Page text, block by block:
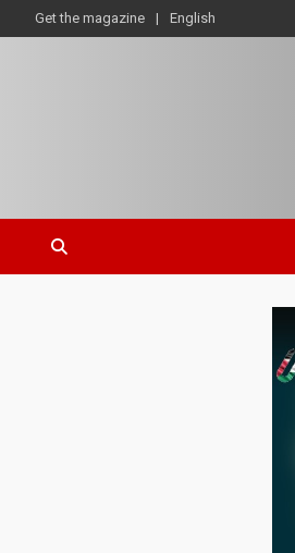
English
Get the magazine